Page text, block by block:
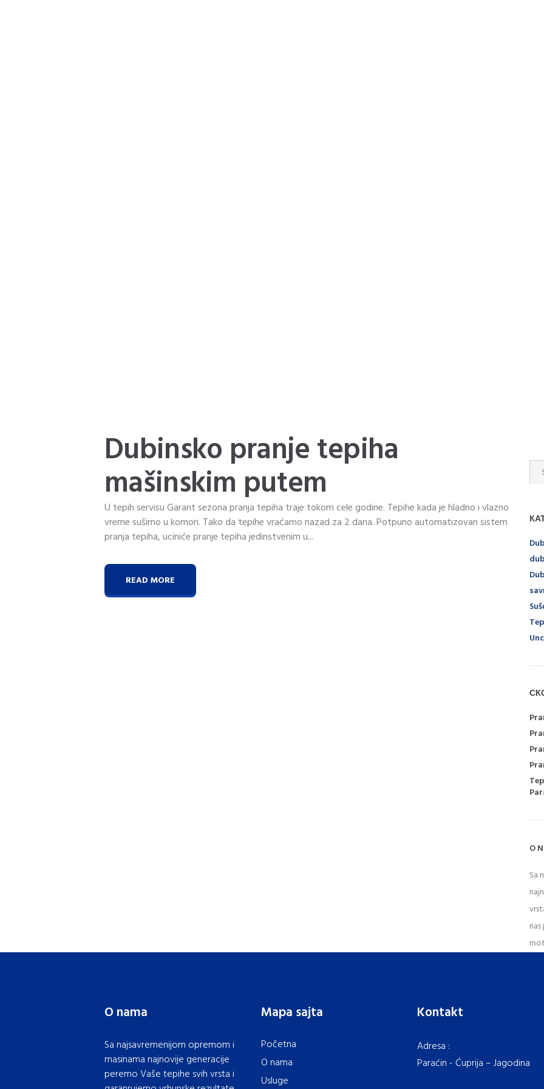
Dubinsko pranje tepiha
mašinskim putem
U tepih servisu Garant sezona pranja tepiha traje tokom cele godine. Tepihe kada je hladno i vlazno
vreme sušimo u komori. Tako da tepihe vraćamo nazad za 2 dana. Potpuno automatizovan sistem
pranja tepiha, uciniće pranje tepiha jedinstvenim u...
READ MORE
O
Sa
O nama
Sa najsavremenijom opremom i
masinama najnovije generacije
peremo Vaše tepihe svih vrsta i
Mapa sajta
Početna
O nama
Usluge
Kontakt
Adresa :
Paraćin - Ćuprija – Jagodina